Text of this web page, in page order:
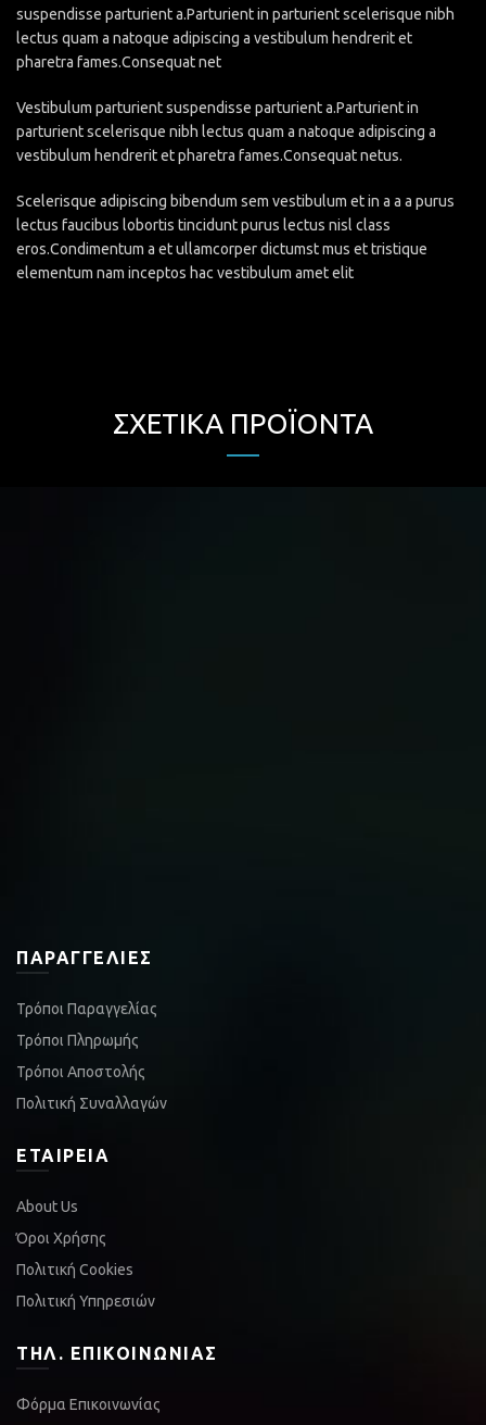
suspendisse parturient a.Parturient in parturient scelerisque nibh
lectus quam a natoque adipiscing a vestibulum hendrerit et
pharetra fames.Consequat net
Vestibulum parturient suspendisse parturient a.Parturient in
parturient scelerisque nibh lectus quam a natoque adipiscing a
vestibulum hendrerit et pharetra fames.Consequat netus.
Scelerisque adipiscing bibendum sem vestibulum et in a a a purus
lectus faucibus lobortis tincidunt purus lectus nisl class
eros.Condimentum a et ullamcorper dictumst mus et tristique
elementum nam inceptos hac vestibulum amet elit
ΣΧΕΤΙΚΆ ΠΡΟΪΌΝΤΑ
ΠΑΡΑΓΓΕΛΊΕΣ
Τρόποι Παραγγελίας
Τρόποι Πληρωμής
Τρόποι Αποστολής
Πολιτική Συναλλαγών
ΕΤΑΙΡΕΊΑ
About Us
Όροι Χρήσης
Πολιτική Cookies
Πολιτική Υπηρεσιών
ΤΗΛ. ΕΠΙΚΟΙΝΩΝΊΑΣ
Φόρμα Επικοινωνίας